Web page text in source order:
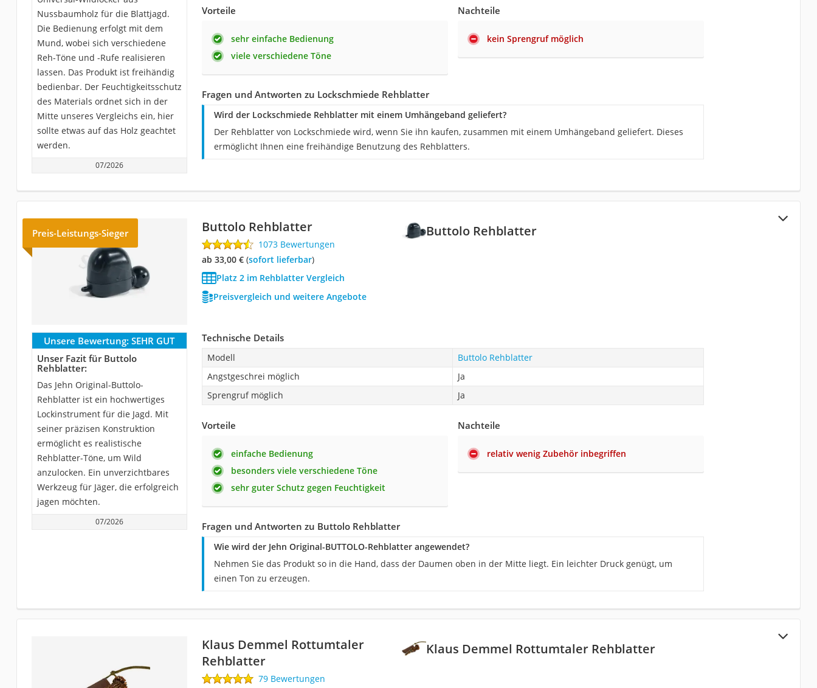
Nussbaumholz für die Blattjagd.
Die Bedienung erfolgt mit dem
Mund, wobei sich verschiedene
Reh-Töne und -Rufe realisieren
lassen. Das Produkt ist freihändig
bedienbar. Der Feuchtigkeitsschutz
des Materials ordnet sich in der
Mitte unseres Vergleichs ein, hier
sollte etwas auf das Holz geachtet
werden.
07/2026
Vorteile
sehr einfache Bedienung
viele verschiedene Töne
Nachteile
kein Sprengruf möglich
Fragen und Antworten zu Lockschmiede Rehblatter
Wird der Lockschmiede Rehblatter mit einem Umhängeband geliefert?
Der Rehblatter von Lockschmiede wird, wenn Sie ihn kaufen, zusammen mit einem Umhängeband geliefert. Dieses
ermöglicht Ihnen eine freihändige Benutzung des Rehblatters.
Buttolo Rehblatter
Preis-Leistungs-Sieger Buttolo Rehblatter
1073 Bewertungen
ab 33,00 €( Sofort lieferbar)
Platz 2 im Rehblatter Vergleich
Preisvergleich und weitere Angebote
Unsere Bewertung: SEHR GUT
Unser Fazit für Buttolo
Rehblatter:
Das Jehn Original-Buttolo-
Rehblatter ist ein hochwertiges
Lockinstrument für die Jagd. Mit
seiner präzisen Konstruktion
ermöglicht es realistische
Rehblatter-Töne, um Wild
anzulocken. Ein unverzichtbares
Werkzeug für Jäger, die erfolgreich
jagen möchten.
07/2026
Technische Details
Modell
Buttolo Rehblatter
Angstgeschrei möglich
Ja
Sprengruf möglich
Ja
Vorteile
einfache Bedienung
besonders viele verschiedene Töne
sehr guter Schutz gegen Feuchtigkeit
Nachteile
relativ wenig Zubehör inbegriffen
Fragen und Antworten zu Buttolo Rehblatter
Wie wird der Jehn Original-BUTTOLO-Rehblatter angewendet?
Nehmen Sie das Produkt so in die Hand, dass der Daumen oben in der Mitte liegt. Ein leichter Druck genügt, um
einen Ton zu erzeugen.
Klaus Demmel Rottumtaler Rehblatter
Klaus Demmel Rottumtaler
Rehblatter
79 Bewertungen